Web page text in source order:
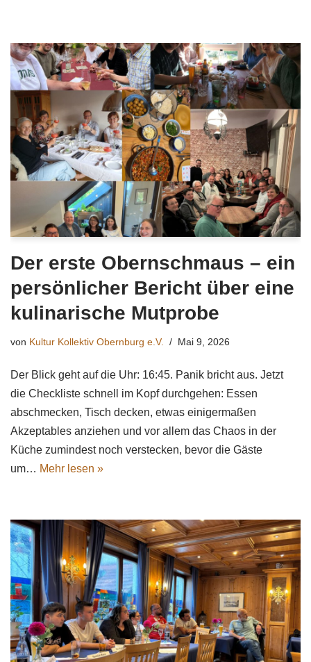
Der erste Obernschmaus – ein
persönlicher Bericht über eine
kulinarische Mutprobe
von Kultur Kollektiv Obernburg e.V. Mai 9, 2026
Der Blick geht auf die Uhr: 16:45. Panik bricht aus. Jetzt
die Checkliste schnell im Kopf durchgehen: Essen
abschmecken, Tisch decken, etwas einigermaßen
Akzeptables anziehen und vor allem das Chaos in der
Küche zumindest noch verstecken, bevor die Gäste
um… Mehr lesen »